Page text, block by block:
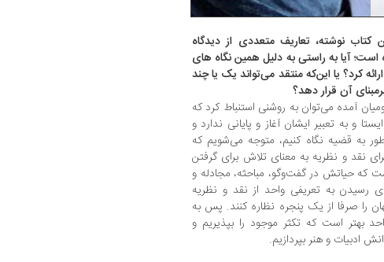
نوشته، تعاریف متعددی از دیدگاه
آیا به راستی به دلیل همین نگاه های
کرد؟ یا این‌که منتقد می‌تواند یک یا چند
آن قرار دهد؟
آمده می‌توان به روشنی استنباط کرد که
و به تعبیر ایشان آغاز و پایانی ندارد و
به قضیه نگاه کنیم، متوجه می‌شویم که
نقد و نظریه به معنای تلاش برای گرفتن
که حیاتش در گفت‌وگو، مباحثه، مجادله و
رسیدن به تعریفی واحد از نقد و نظریه
صرفا از یک پنجره نظاره کنند. پس به
بهتر است که تکثر موجود را بپذیریم و
ادبیات و هنر بپردازیم.